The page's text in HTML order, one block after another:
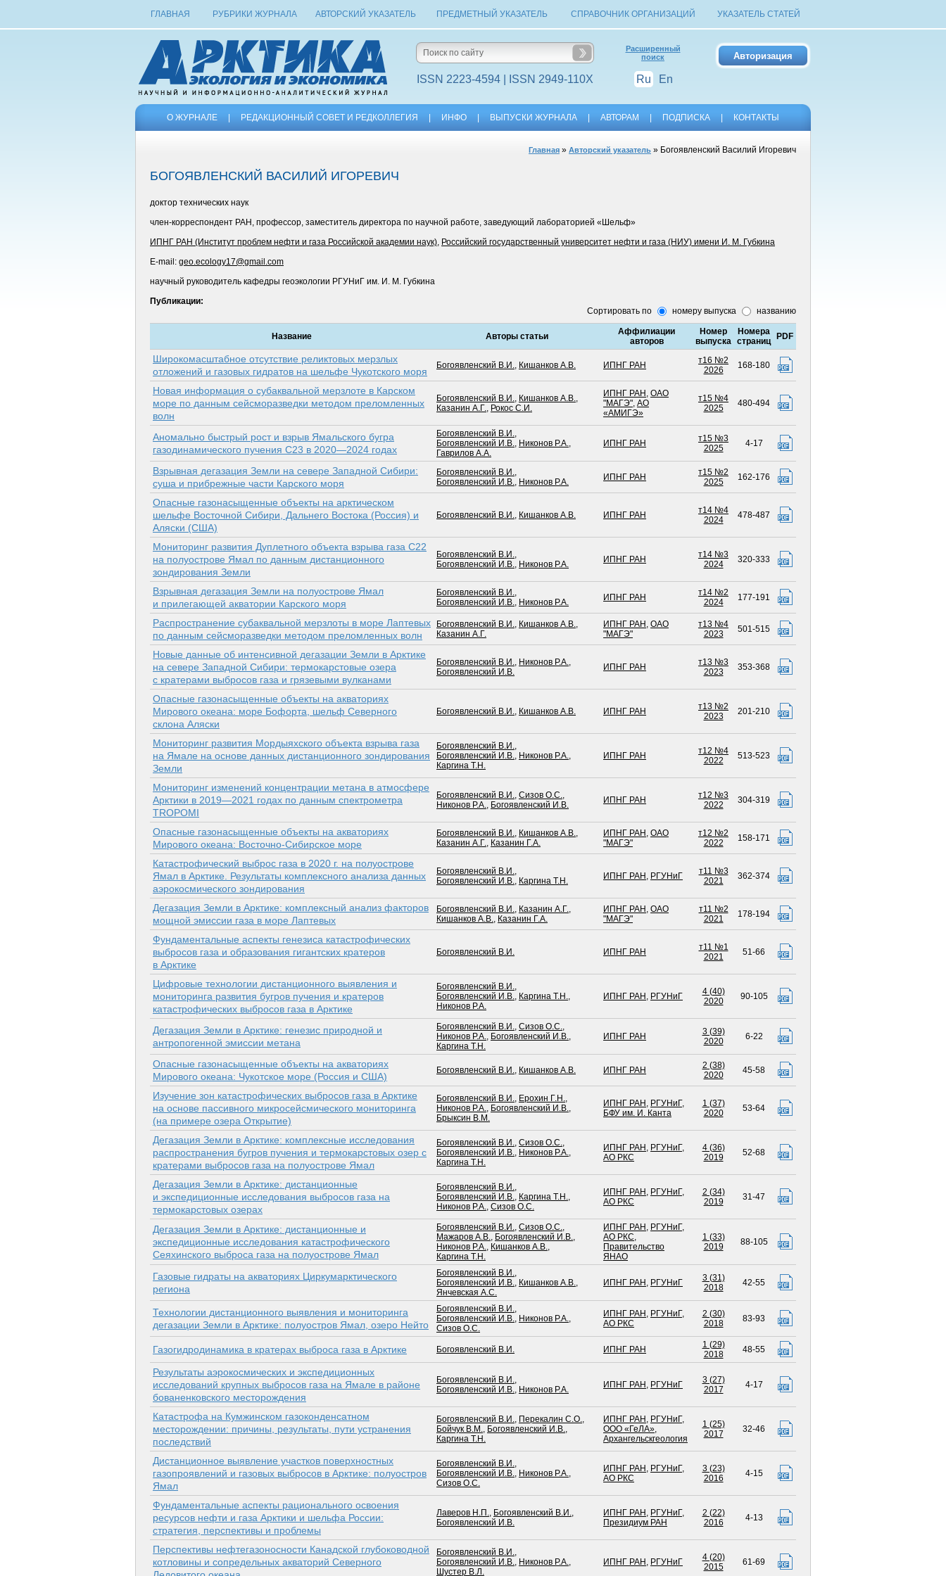
ГЛАВНАЯ РУБРИКИ ЖУРНАЛА АВТОРСКИЙ УКАЗАТЕЛЬ ПРЕДМЕТНЫЙ УКАЗАТЕЛЬ СПРАВОЧНИК ОРГАНИЗАЦИЙ УКАЗАТЕЛЬ СТАТЕЙ
ISSN 2223-4594 | ISSN 2949-110X
Расширенный
поиск
Ru En
О ЖУРНАЛЕ РЕДАКЦИОННЫЙ СОВЕТ И РЕДКОЛЛЕГИЯ ИНФО ВЫПУСКИ ЖУРНАЛА АВТОРАМ ПОДПИСКА КОНТАКТЫ
Главная » Авторский указатель » Богоявленский Василий Игоревич
БОГОЯВЛЕНСКИЙ ВАСИЛИЙ ИГОРЕВИЧ
доктор технических наук
член-корреспондент РАН, профессор, заместитель директора по научной работе, заведующий лабораторией «Шельф»
ИПНГ РАН (Институт проблем нефти и газа Российской академии наук), Российский государственный университет нефти и газа (НИУ) имени И. М. Губкина
E-mail: geo.ecology17@gmail.com
научный руководитель кафедры геоэкологии РГУНиГ им. И. М. Губкина
Публикации:
Сортировать по
номеру выпуска названию
Название Авторы статьи
Аффилиации
авторов
Номер
выпуска
Номера
страниц
PDF
Широкомасштабное отсутствие реликтовых мерзлых
отложений и газовых гидратов на шельфе Чукотского моря
Богоявленский В.И., Кишанков А.В. ИПНГ РАН
т16 №2
2026
168-180
Новая информация о субаквальной мерзлоте в Карском
море по данным сейсморазведки методом преломленных
волн
Богоявленский В.И., Кишанков А.В.,
Казанин А.Г., Рокос С.И.
ИПНГ РАН , ОАО
"МАГЭ", АО
«АМИГЭ»
т15 №4
2025
480-494
Аномально быстрый рост и взрыв Ямальского бугра
газодинамического пучения C23 в 2020—2024 годах
Богоявленский В.И.,
Богоявленский И.В., Никонов Р.А.,
Гаврилов А.А.
ИПНГ РАН
т15 №3
2025
4-17
Взрывная дегазация Земли на севере Западной Сибири:
суша и прибрежные части Карского моря
Богоявленский В.И.,
Богоявленский И.В., Никонов Р.А. ИПНГ РАН
т15 №2
2025
162-176
Опасные газонасыщенные объекты на арктическом
шельфе Восточной Сибири, Дальнего Востока (Россия) и
Аляски (США)
Богоявленский В.И., Кишанков А.В. ИПНГ РАН
т14 №4
2024
478-487
Мониторинг развития Дуплетного объекта взрыва газа С22
на полуострове Ямал по данным дистанционного
зондирования Земли
Богоявленский В.И.,
Богоявленский И.В., Никонов Р.А. ИПНГ РАН
т14 №3
2024
320-333
Взрывная дегазация Земли на полуострове Ямал
и прилегающей акватории Карского моря
Богоявленский В.И.,
Богоявленский И.В., Никонов Р.А. ИПНГ РАН
т14 №2
2024
177-191
Распространение субаквальной мерзлоты в море Лаптевых
по данным сейсморазведки методом преломленных волн
Богоявленский В.И., Кишанков А.В.,
Казанин А.Г.
ИПНГ РАН , ОАО
"МАГЭ"
т13 №4
2023
501-515
Новые данные об интенсивной дегазации Земли в Арктике
на севере Западной Сибири: термокарстовые озера
с кратерами выбросов газа и грязевыми вулканами
Богоявленский В.И., Никонов Р.А.,
Богоявленский И.В.
ИПНГ РАН
т13 №3
2023
353-368
Опасные газонасыщенные объекты на акваториях
Мирового океана: море Бофорта, шельф Северного
склона Аляски
Богоявленский В.И., Кишанков А.В. ИПНГ РАН
т13 №2
2023
201-210
Мониторинг развития Мордыяхского объекта взрыва газа
на Ямале на основе данных дистанционного зондирования
Земли
Богоявленский В.И.,
Богоявленский И.В., Никонов Р.А.,
Каргина Т.Н.
ИПНГ РАН
т12 №4
2022
513-523
Мониторинг изменений концентрации метана в атмосфере
Арктики в 2019—2021 годах по данным спектрометра
TROPOMI
Богоявленский В.И., Сизов О.С.,
Никонов Р.А., Богоявленский И.В. ИПНГ РАН
т12 №3
2022
304-319
Опасные газонасыщенные объекты на акваториях
Мирового океана: Восточно-Сибирское море
Богоявленский В.И., Кишанков А.В.,
Казанин А.Г., Казанин Г.А.
ИПНГ РАН , ОАО
"МАГЭ"
т12 №2
2022
158-171
Катастрофический выброс газа в 2020 г. на полуострове
Ямал в Арктике. Результаты комплексного анализа данных
аэрокосмического зондирования
Богоявленский В.И.,
Богоявленский И.В., Каргина Т.Н. ИПНГ РАН , РГУНиГ
т11 №3
2021
362-374
Дегазация Земли в Арктике: комплексный анализ факторов
мощной эмиссии газа в море Лаптевых
Богоявленский В.И., Казанин А.Г.,
Кишанков А.В., Казанин Г.А.
ИПНГ РАН , ОАО
"МАГЭ"
т11 №2
2021
178-194
Фундаментальные аспекты генезиса катастрофических
выбросов газа и образования гигантских кратеров
в Арктике
Богоявленский В.И. ИПНГ РАН
т11 №1
2021
51-66
Цифровые технологии дистанционного выявления и
мониторинга развития бугров пучения и кратеров
катастрофических выбросов газа в Арктике
Богоявленский В.И.,
Богоявленский И.В., Каргина Т.Н.,
Никонов Р.А.
ИПНГ РАН , РГУНиГ
4 (40)
2020
90-105
Дегазация Земли в Арктике: генезис природной и
антропогенной эмиссии метана
Богоявленский В.И., Сизов О.С.,
Никонов Р.А., Богоявленский И.В.,
Каргина Т.Н.
ИПНГ РАН
3 (39)
2020
6-22
Опасные газонасыщенные объекты на акваториях
Мирового океана: Чукотское море (Россия и США)
Богоявленский В.И., Кишанков А.В. ИПНГ РАН
2 (38)
2020
45-58
Изучение зон катастрофических выбросов газа в Арктике
на основе пассивного микросейсмического мониторинга
(на примере озера Открытие)
Богоявленский В.И., Ерохин Г.Н.,
Никонов Р.А., Богоявленский И.В.,
Брыксин В.М.
ИПНГ РАН , РГУНиГ,
БФУ им. И. Канта
1 (37)
2020
53-64
Дегазация Земли в Арктике: комплексные исследования
распространения бугров пучения и термокарстовых озер с
кратерами выбросов газа на полуострове Ямал
Богоявленский В.И., Сизов О.С.,
Богоявленский И.В., Никонов Р.А.,
Каргина Т.Н.
ИПНГ РАН , РГУНиГ,
АО РКС
4 (36)
2019
52-68
Дегазация Земли в Арктике: дистанционные
и экспедиционные исследования выбросов газа на
термокарстовых озерах
Богоявленский В.И.,
Богоявленский И.В., Каргина Т.Н.,
Никонов Р.А., Сизов О.С.
ИПНГ РАН , РГУНиГ,
АО РКС
2 (34)
2019
31-47
Дегазация Земли в Арктике: дистанционные и
экспедиционные исследования катастрофического
Сеяхинского выброса газа на полуострове Ямал
Богоявленский В.И., Сизов О.С.,
Мажаров А.В., Богоявленский И.В.,
Никонов Р.А., Кишанков А.В.,
Каргина Т.Н.
ИПНГ РАН , РГУНиГ,
АО РКС,
Правительство
ЯНАО
1 (33)
2019
88-105
Газовые гидраты на акваториях Циркумарктического
региона
Богоявленский В.И.,
Богоявленский И.В., Кишанков А.В.,
Янчевская А.С.
ИПНГ РАН , РГУНиГ
3 (31)
2018
42-55
Технологии дистанционного выявления и мониторинга
дегазации Земли в Арктике: полуостров Ямал, озеро Нейто
Богоявленский В.И.,
Богоявленский И.В., Никонов Р.А.,
Сизов О.С.
ИПНГ РАН , РГУНиГ,
АО РКС
2 (30)
2018
83-93
Газогидродинамика в кратерах выброса газа в Арктике Богоявленский В.И. ИПНГ РАН
1 (29)
2018
48-55
Результаты аэрокосмических и экспедиционных
исследований крупных выбросов газа на Ямале в районе
бованенковского месторождения
Богоявленский В.И.,
Богоявленский И.В., Никонов Р.А. ИПНГ РАН , РГУНиГ
3 (27)
2017
4-17
Катастрофа на Кумжинском газоконденсатном
месторождении: причины, результаты, пути устранения
последствий
Богоявленский В.И., Перекалин С.О.,
Бойчук В.М., Богоявленский И.В.,
Каргина Т.Н.
ИПНГ РАН , РГУНиГ,
ООО «ГеЛА»,
Архангельскгеология
1 (25)
2017
32-46
Дистанционное выявление участков поверхностных
газопроявлений и газовых выбросов в Арктике: полуостров
Ямал
Богоявленский В.И.,
Богоявленский И.В., Никонов Р.А.,
Сизов О.С.
ИПНГ РАН , РГУНиГ,
АО РКС
3 (23)
2016
4-15
Фундаментальные аспекты рационального освоения
ресурсов нефти и газа Арктики и шельфа России:
стратегия, перспективы и проблемы
Лаверов Н.П., Богоявленский В.И.,
Богоявленский И.В.
ИПНГ РАН , РГУНиГ,
Президиум РАН
2 (22)
2016
4-13
Перспективы нефтегазоносности Канадской глубоководной
котловины и сопредельных акваторий Северного
Богоявленский В.И.,
Богоявленский И.В., Никонов Р.А.,
Шустер В.Л.
ИПНГ РАН , РГУНиГ
4 (20)
2015
61-69